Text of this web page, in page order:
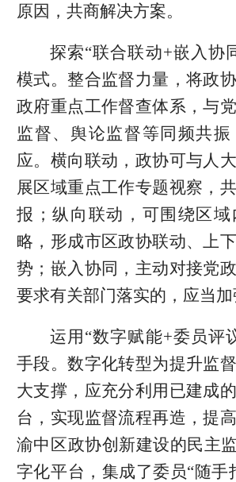
原因，共商解决方案。
探索“联合联动+嵌入协
模式。整合监督力量，将政
政府重点工作督查体系，与
监督、舆论监督等同频共
应。横向联动，政协可与人
展区域重点工作专题视察，
报；纵向联动，可围绕区
略，形成市区政协联动、上
势；嵌入协同，主动对接党
要求有关部门落实的，应当加
运用“数字赋能+委员评
手段。数字化转型为提升监
大支撑，应充分利用已建成
台，实现监督流程再造，提
渝中区政协创新建设的民主
字化平台，集成了委员“随手